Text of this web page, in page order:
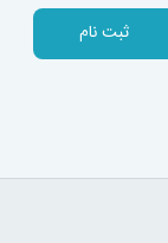
ثبت نام